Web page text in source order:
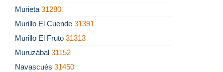
Murieta 31280
Murillo El Cuende 31391
Murillo El Fruto 31313
Muruzábal 31152
Navascués 31450